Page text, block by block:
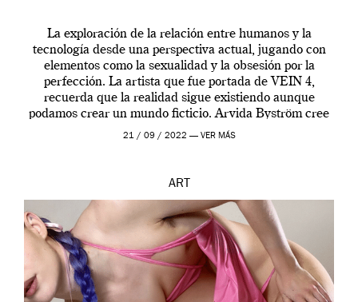
La exploración de la relación entre humanos y la
tecnología desde una perspectiva actual, jugando con
elementos como la sexualidad y la obsesión por la
perfección. La artista que fue portada de VEIN 4,
recuerda que la realidad sigue existiendo aunque
podamos crear un mundo ficticio. Arvida Byström cree
que los humanos tienen un complejo […]
21 / 09 / 2022 — VER MÁS
ART